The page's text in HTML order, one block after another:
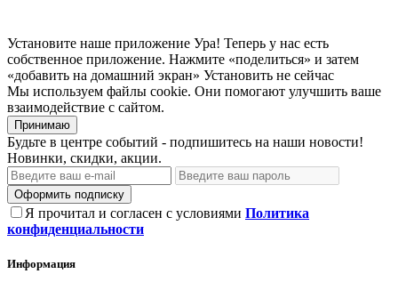
Установите наше приложение Ура! Теперь у нас есть
собственное приложение. Нажмите «поделиться» и затем
«добавить на домашний экран» Установить не сейчас
Мы используем файлы cookie. Они помогают улучшить ваше
взаимодействие с сайтом.
Принимаю
Будьте в центре событий - подпишитесь на наши новости!
Новинки, скидки, акции.
Оформить подписку
Я прочитал и согласен с условиями Политика
конфиденциальности
Информация